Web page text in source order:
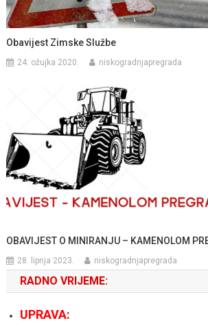
Obavijest Zimske Službe
24. ožujka 2020. niskogradnjapregrada
OBAVIJEST O MINIRANJU – KAMENOLOM
28. lipnja 2023. niskogradnjapregrada
RADNO VRIJEME:
UPRAVA: